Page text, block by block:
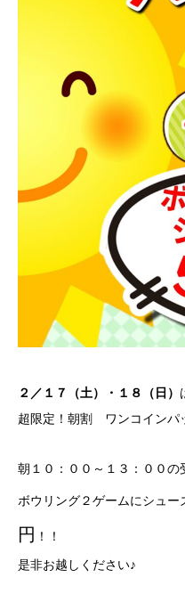
２／１７（土）・１８（日）
超限定！朝割 ワンコインパ
朝１０：００～１３：００の
ボウリング２ゲームにシュー
円 ！！
是非お越しください♪